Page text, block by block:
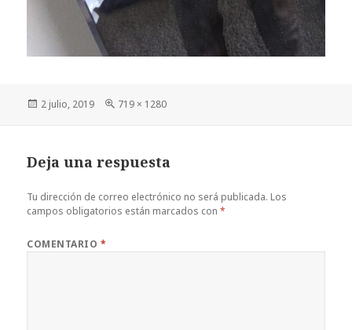
Publicado
2 julio, 2019
Tamaño
719 × 1280
Deja una respuesta
Tu dirección de correo electrónico no será publicada. Los
campos obligatorios están marcados con*
COMENTARIO *